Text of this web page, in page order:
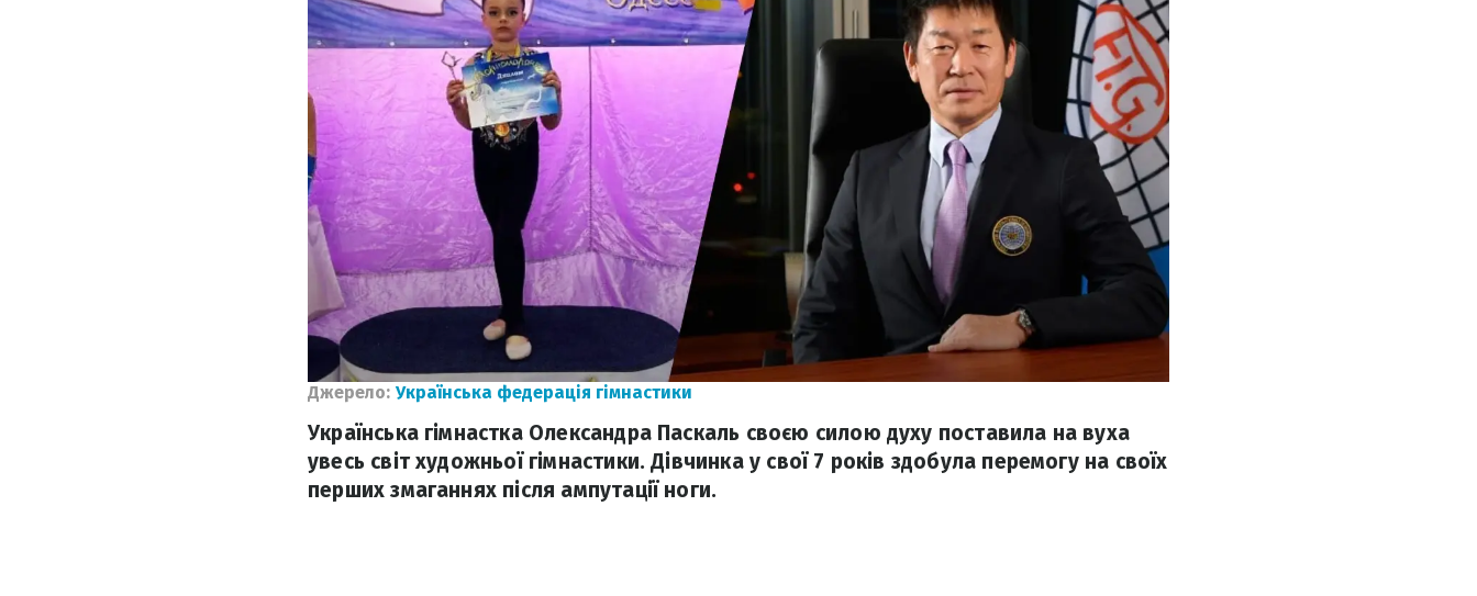
Джерело: Українська федерація гімнастики
Українська гімнастка Олександра Паскаль своєю силою духу поставила на вуха
увесь світ художньої гімнастики. Дівчинка у свої 7 років здобула перемогу на своїх
перших змаганнях після ампутації ноги.